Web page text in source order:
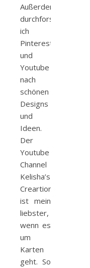
Außerdem
durchforste
ich
Pinterest
und
Youtube
nach
schönen
Designs
und
Ideen.
Der
Youtube
Channel
Kelisha’s
Creartions
ist mein
liebster,
wenn es
um
Karten
geht. So